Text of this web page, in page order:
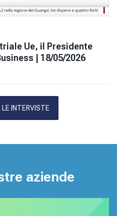
Ue, il Presidente
| 18/05/2026
INTERVISTE
aziende